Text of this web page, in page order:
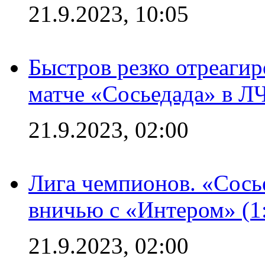
21.9.2023, 10:05
Быстров резко
матче «Сосьедада» в
21.9.2023, 02:00
Лига чемпионов.
вничью с «Интером»
21.9.2023, 02:00